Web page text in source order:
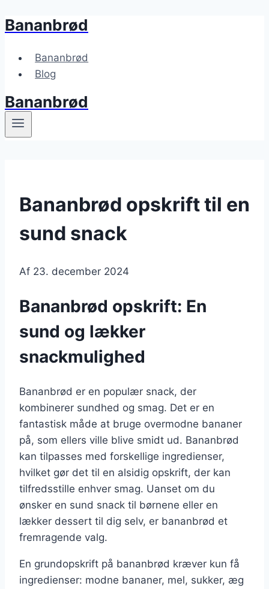
Fortsæt
indhold
Bananbrød
Bananbrød
Blog
Bananbrød
Bananbrød opskrift til en
sund snack
Af 23. december 2024
Bananbrød opskrift: En
sund og lækker
snackmulighed
Bananbrød er en populær snack, der
kombinerer sundhed og smag. Det er en
fantastisk måde at bruge overmodne bananer
på, som ellers ville blive smidt ud. Bananbrød
kan tilpasses med forskellige ingredienser,
hvilket gør det til en alsidig opskrift, der kan
tilfredsstille enhver smag. Uanset om du
ønsker en sund snack til børnene eller en
lækker dessert til dig selv, er bananbrød et
fremragende valg.
En grundopskrift på bananbrød kræver kun få
ingredienser: modne bananer, mel, sukker, æg